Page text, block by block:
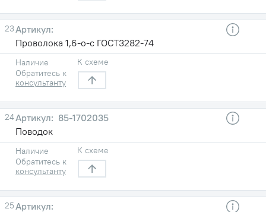
23
Проволока 1,6-о-с ГОСТ3282-74
Наличие
Обратитесь к
консультанту
К схеме
24
85-1702035
Поводок
Наличие
Обратитесь к
консультанту
К схеме
25